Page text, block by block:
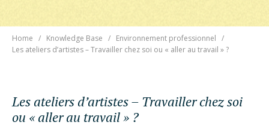
Home Knowledge Base
Environnement professionnel
Les ateliers d’artistes – Travailler chez soi ou « aller au travail » ?
Les ateliers d’artistes – Travailler chez soi
ou « aller au travail » ?